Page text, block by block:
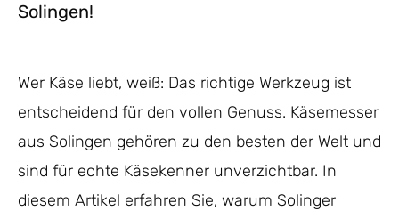
Solingen!
Wer Käse liebt, weiß: Das richtige Werkzeug ist
entscheidend für den vollen Genuss. Käsemesser
aus Solingen gehören zu den besten der Welt und
sind für echte Käsekenner unverzichtbar. In
diesem Artikel erfahren Sie, warum Solinger